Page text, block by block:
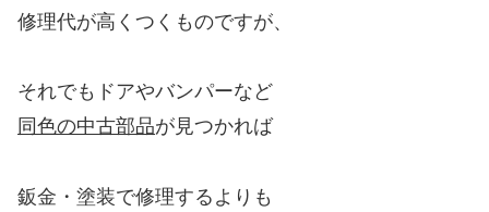
修理代が高くつくものですが、
それでもドアやバンパーなど
同色の中古部品が見つかれば
鈑金・塗装で修理するよりも